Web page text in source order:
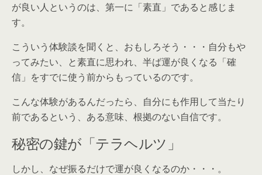
が良い人というのは、第一に「素直」であると感じま
す。
こういう体験談を聞くと、おもしろそう・・・自分もや
ってみたい、と素直に思われ、半ば運が良くなる「確
信」をすでに使う前からもっているのです。
こんな体験があるんだったら、自分にも作用して当たり
前であるという、ある意味、根拠のない自信です。
秘密の鍵が「テラヘルツ」
しかし、なぜ振るだけで運が良くなるのか・・・。